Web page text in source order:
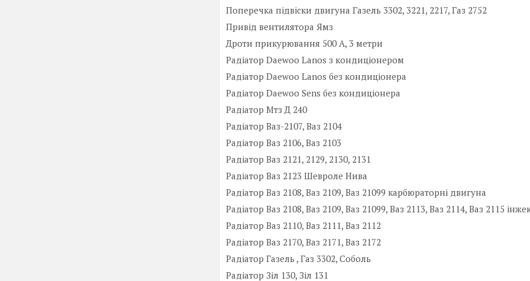
Поперечка підвіски двигуна Газель 3302, 3221, 2217, Газ 2752
Привід вентилятора Ямз
Дроти прикурювання 500 А, 3 метри
Радіатор Daewoo Lanos з кондиціонером
Радіатор Daewoo Lanos без кондиціонера
Радіатор Daewoo Sens без кондиціонера
Радіатор Мтз Д 240
Радіатор Ваз-2107, Ваз 2104
Радіатор Ваз 2106, Ваз 2103
Радіатор Ваз 2121, 2129, 2130, 2131
Радіатор Ваз 2123 Шевроле Нива
Радіатор Ваз 2108, Ваз 2109, Ваз 21099 карбюраторні двигуна
Радіатор Ваз 2108, Ваз 2109, Ваз 21099, Ваз 2113, Ваз 2114, Ваз 2115
Радіатор Ваз 2110, Ваз 2111, Ваз 2112
Радіатор Ваз 2170, Ваз 2171, Ваз 2172
Радіатор Газель , Газ 3302, Соболь
Радіатор Зіл 130, Зіл 131